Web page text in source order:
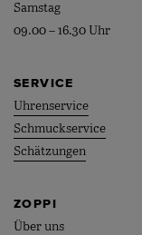
Samstag
09.00 – 16.30 Uhr
SERVICE
Uhrenservice
Schmuckservice
Schätzungen
ZOPPI
Über uns